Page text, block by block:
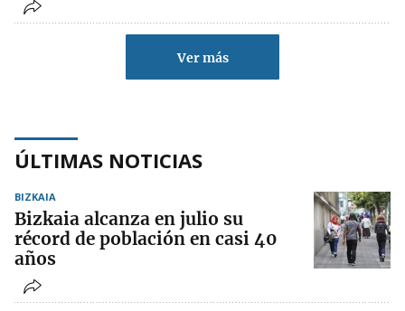
Ver más
ÚLTIMAS NOTICIAS
BIZKAIA
Bizkaia alcanza en julio su
récord de población en casi 40
años